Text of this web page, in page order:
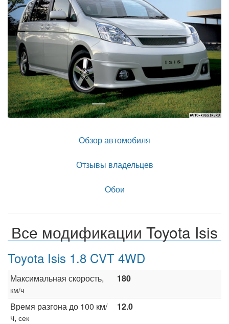
Обзор автомобиля
Отзывы владельцев
Обои
Все модификации Toyota Isis
Toyota Isis 1.8 CVT 4WD
Максимальная скорость,
км/ч
180
Время разгона до 100 км/
ч, сек
12.0